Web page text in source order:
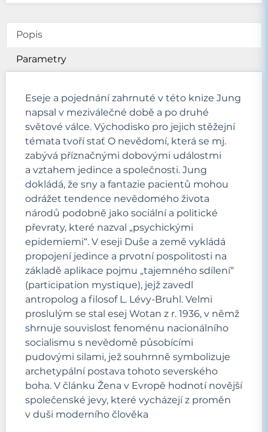
Popis
Parametry
Eseje a pojednání zahrnuté v této knize Jung
napsal v meziválečné době a po druhé
světové válce. Východisko pro jejich stěžejní
témata tvoří stať O nevědomí, která se mj.
zabývá příznačnými dobovými událostmi
a vztahem jedince a společnosti. Jung
dokládá, že sny a fantazie pacientů mohou
odrážet tendence nevědomého života
národů podobně jako sociální a politické
převraty, které nazval „psychickými
epidemiemi“. V eseji Duše a země vykládá
propojení jedince a prvotní pospolitosti na
základě aplikace pojmu „tajemného sdílení“
(participation mystique), jejž zavedl
antropolog a filosof L. Lévy-Bruhl. Velmi
proslulým se stal esej Wotan z r. 1936, v němž
shrnuje souvislost fenoménu nacionálního
socialismu s nevědomě působícími
pudovými silami, jež souhrnně symbolizuje
archetypální postava tohoto severského
boha. V článku Žena v Evropě hodnotí novější
společenské jevy, které vycházejí z proměn
v duši moderního člověka